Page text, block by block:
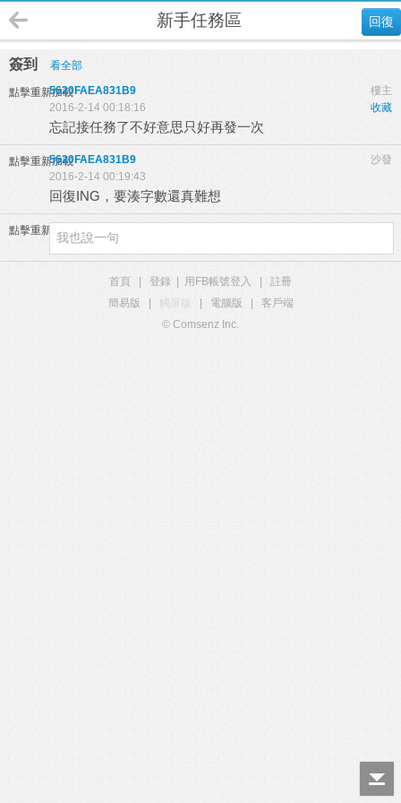
回復
新手任務區
簽到 看全部
點擊重新加載 樓主
5620FAEA831B9
收藏
2016-2-14 00:18:16
忘記接任務了不好意思只好再發一次
點擊重新加載 沙發
5620FAEA831B9
2016-2-14 00:19:43
回復ING，要湊字數還真難想
點擊重新加載
首頁 登錄 用FB帳號登入
註冊
簡易版
觸屏版 電腦版
客戶端
© Comsenz Inc.